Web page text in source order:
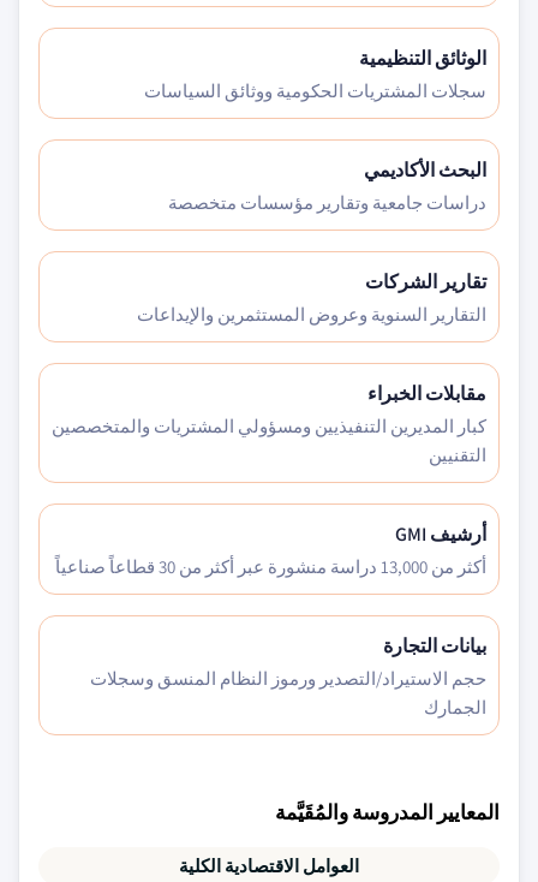
الوثائق التنظيمية
سجلات المشتريات الحكومية ووثائق السياسات
البحث الأكاديمي
دراسات جامعية وتقارير مؤسسات متخصصة
تقارير الشركات
التقارير السنوية وعروض المستثمرين والإيداعات
مقابلات الخبراء
كبار المديرين التنفيذيين ومسؤولي المشتريات والمتخصصين
التقنيين
أرشيف GMI
أكثر من 13,000 دراسة منشورة عبر أكثر من 30 قطاعاً صناعياً
بيانات التجارة
حجم الاستيراد/التصدير ورموز النظام المنسق وسجلات
الجمارك
المعايير المدروسة والمُقَيَّمة
العوامل الاقتصادية الكلية